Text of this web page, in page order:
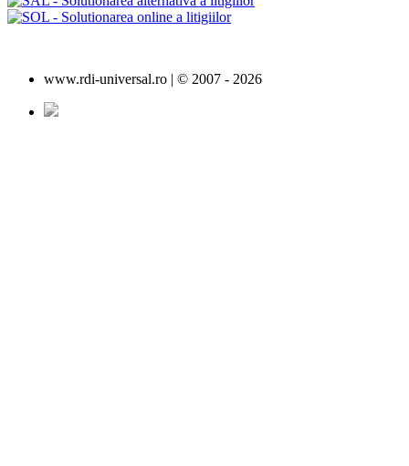
www.rdi-universal.ro | © 2007 - 2026